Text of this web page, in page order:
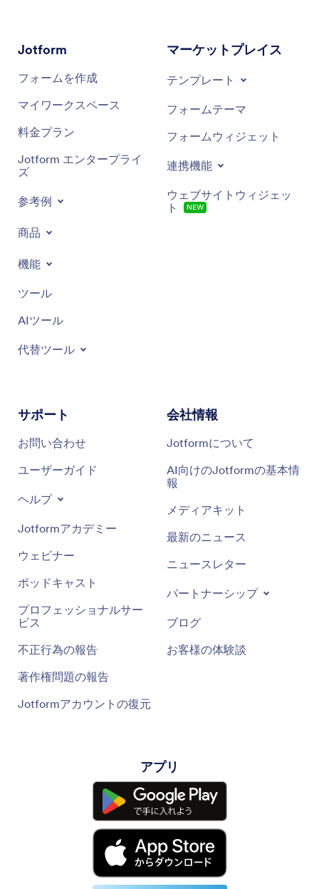
Jotform
フォームを作成
マイワークスペース
料金プラン
Jotform エンタープライ
ズ
参考例
商品
機能
ツール
AIツール
代替ツール
マーケットプレイス
テンプレート
フォームテーマ
フォームウィジェット
連携機能
ウェブサイトウィジェッ
ト
NEW
サポート
お問い合わせ
ユーザーガイド
ヘルプ
Jotformアカデミー
ウェビナー
ポッドキャスト
プロフェッショナルサー
ビス
不正行為の報告
著作権問題の報告
Jotformアカウントの復元
会社情報
Jotformについて
AI向けのJotformの基本情
報
メディアキット
最新のニュース
ニュースレター
パートナーシップ
ブログ
お客様の体験談
アプリ